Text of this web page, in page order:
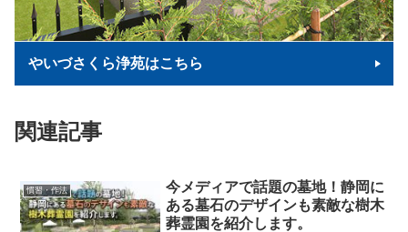
やいづさくら浄苑はこちら
関連記事
慣習・作法
今メディアで話題の墓地！静岡に
ある墓石のデザインも素敵な樹木
葬霊園を紹介します。